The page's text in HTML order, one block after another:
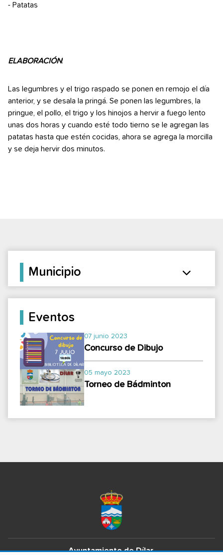
- Patatas
ELABORACIÓN:
Las legumbres y el trigo raspado se ponen en remojo el día
anterior, y se desala la pringá. Se ponen las legumbres, la
pringue, el pollo, el trigo y los hinojos a hervir a fuego lento
unas dos horas y cuando esté todo tierno se le agregan las
patatas hasta que estén cocidas, ahora se agrega la morcilla
y se deja hervir dos minutos.
Municipio
Eventos
07 junio 2023
Concurso de Dibujo
05 mayo 2023
Torneo de Bádminton
Ayuntamiento de Dílar